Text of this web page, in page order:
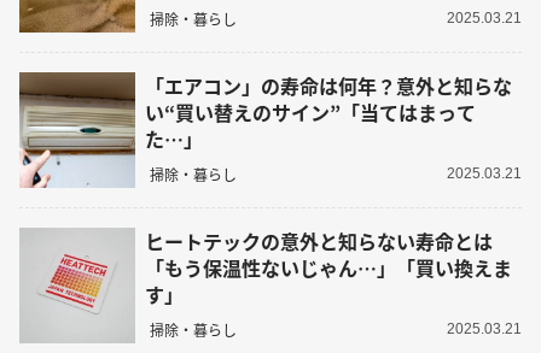
掃除・暮らし 2025.03.21
「エアコン」の寿命は何年？意外と知らな
い“買い替えのサイン”「当てはまって
た…」
掃除・暮らし 2025.03.21
ヒートテックの意外と知らない寿命とは
「もう保温性ないじゃん…」「買い換えま
す」
掃除・暮らし 2025.03.21